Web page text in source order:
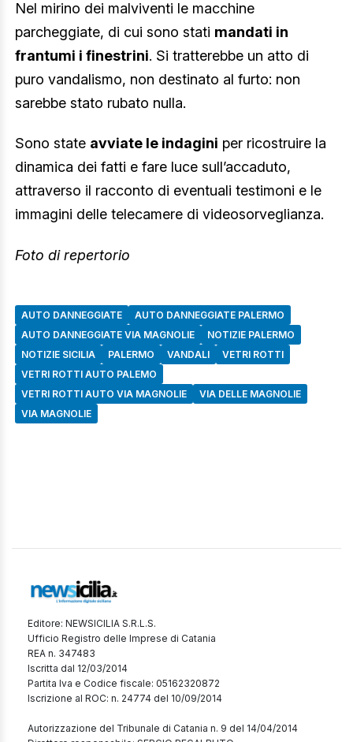
Nel mirino dei malviventi le macchine
parcheggiate, di cui sono stati mandati in
frantumi i finestrini. Si tratterebbe un atto di
puro vandalismo, non destinato al furto: non
sarebbe stato rubato nulla.
Sono state avviate le indagini per ricostruire la
dinamica dei fatti e fare luce sull’accaduto,
attraverso il racconto di eventuali testimoni e le
immagini delle telecamere di videosorveglianza.
Foto di repertorio
AUTO DANNEGGIATE
AUTO DANNEGGIATE PALERMO
AUTO DANNEGGIATE VIA MAGNOLIE
NOTIZIE PALERMO
NOTIZIE SICILIA
PALERMO VANDALI
VETRI ROTTI
VETRI ROTTI AUTO PALEMO
VETRI ROTTI AUTO VIA MAGNOLIE
VIA DELLE MAGNOLIE
VIA MAGNOLIE
Editore: NEWSICILIA S.R.L.S.
Ufficio Registro delle Imprese di Catania
REA n. 347483
Iscritta dal 12/03/2014
Partita Iva e Codice fiscale: 05162320872
Iscrizione al ROC: n. 24774 del 10/09/2014
Autorizzazione del Tribunale di Catania n. 9 del 14/04/2014